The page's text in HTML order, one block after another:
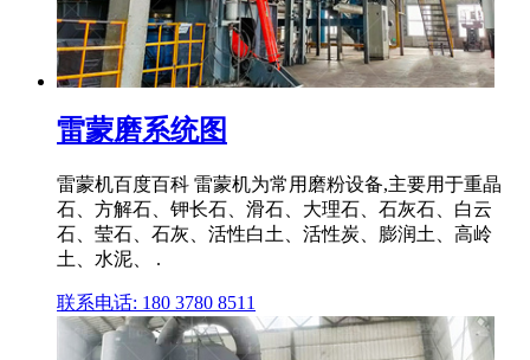
雷蒙磨系统图
雷蒙机百度百科 雷蒙机为常用磨粉设备,主要用于重晶
石、方解石、钾长石、滑石、大理石、石灰石、白云
石、莹石、石灰、活性白土、活性炭、膨润土、高岭
土、水泥、 .
联系电话: 180 3780 8511